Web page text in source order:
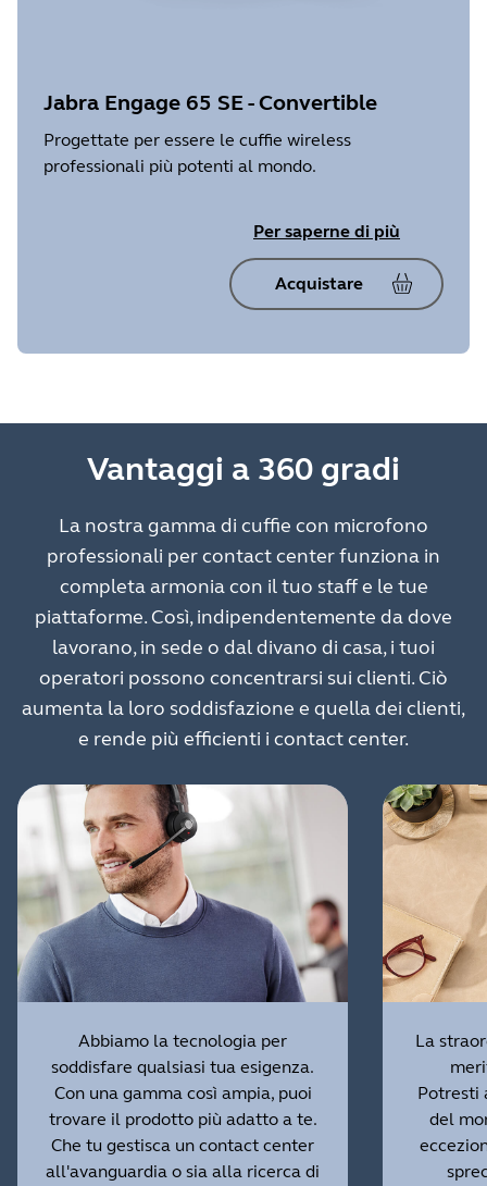
Jabra Engage 65 SE - Convertible
Progettate per essere le cuffie wireless
professionali più potenti al mondo.
Per saperne di più
Acquistare
Vantaggi a 360 gradi
La nostra gamma di cuffie con microfono
professionali per contact center funziona in
completa armonia con il tuo staff e le tue
piattaforme. Così, indipendentemente da dove
lavorano, in sede o dal divano di casa, i tuoi
operatori possono concentrarsi sui clienti. Ciò
aumenta la loro soddisfazione e quella dei clienti,
e rende più efficienti i contact center.
Abbiamo la tecnologia per
soddisfare qualsiasi tua esigenza.
Con una gamma così ampia, puoi
trovare il prodotto più adatto a te.
Che tu gestisca un contact center
all'avanguardia o sia alla ricerca di
La
Potresti
del